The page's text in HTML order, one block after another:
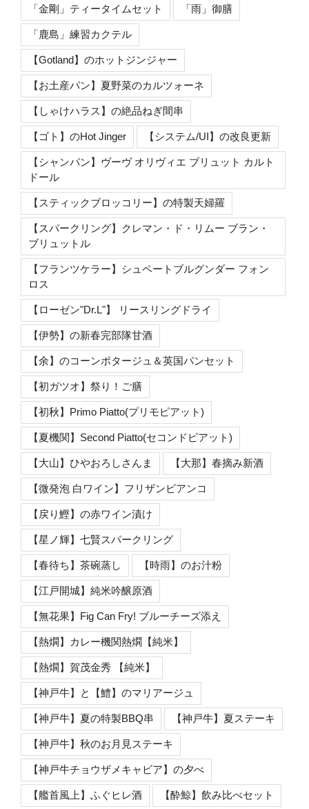
「金剛」ティータイムセット 「雨」御膳
「鹿島」練習カクテル
【Gotland】のホットジンジャー
【お土産パン】夏野菜のカルツォーネ
【しゃけハラス】の絶品ねぎ間串
【ゴト】のHot Jinger 【システム/UI】の改良更新
【シャンパン】ヴーヴ オリヴィエ ブリュット カルト
ドール
【スティックブロッコリー】の特製天婦羅
【スパークリング】クレマン・ド・リムー ブラン・
ブリュットル
【フランツケラー】シュペートブルグンダー フォン
ロス
【ローゼン"Dr.L"】 リースリングドライ
【伊勢】の新春完部隊甘酒
【余】のコーンポタージュ＆英国パンセット
【初ガツオ】祭り！ご膳
【初秋】Primo Piatto(プリモピアット)
【夏機関】Second Piatto(セコンドピアット)
【大山】ひやおろしさんま 【大那】春摘み新酒
【微発泡 白ワイン】フリザンビアンコ
【戻り鰹】の赤ワイン漬け
【星ノ輝】七賢スパークリング
【春待ち】茶碗蒸し 【時雨】のお汁粉
【江戸開城】純米吟醸原酒
【無花果】Fig Can Fry! ブルーチーズ添え
【熱燗】カレー機関熱燗【純米】
【熱燗】賀茂金秀 【純米】
【神戸牛】と【鱧】のマリアージュ
【神戸牛】夏の特製BBQ串 【神戸牛】夏ステーキ
【神戸牛】秋のお月見ステーキ
【神戸牛チョウザメキャビア】の夕べ
【艦首風上】ふぐヒレ酒 【酔鯨】飲み比べセット